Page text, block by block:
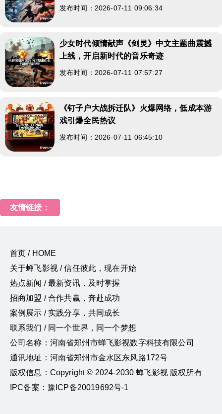
发布时间：2026-07-11 09:06:34
少女时代倾情献声《剑灵》中文主题曲震撼
上线，开启新时代的音乐奇迹
发布时间：2026-07-11 07:57:27
《钉子户大战拆迁队》火爆网络，低成本游
戏引爆全民热议
发布时间：2026-07-11 06:45:10
友情链接：
首页 / HOME
关于蝉飞影视 / 信任彼此，现在开始
热点新闻 / 最新资讯，及时掌握
招商加盟 / 合作共赢，奔赴成功
案例展示 / 实践分享，共同成长
联系我们 / 同一个世界，同一个梦想
公司名称：河南省郑州市蝉飞影视数字科技有限公司
通讯地址：河南省郑州市金水区东风路172号
版权信息：Copyright © 2024-2030 蝉飞影视 版权所有
IPC备案：豫ICP备20019692号-1